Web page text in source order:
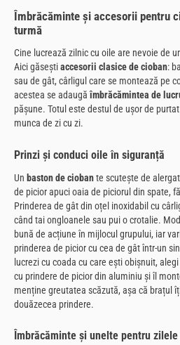
Îmbrăcăminte și accesorii pentru
turmă
Cine lucrează zilnic cu oile are nevoie de
Aici găseștiaccesorii clasice de cioban:
sau de gât, cârligul care se montează pe
acestea se adaugăîmbrăcămintea de
pășune. Totul este destul de ușor de
munca de zi cu zi.
Prinzi și conduci oile în siguranță
Un baston de ciobante scutește de
de picior apuci oaia de piciorul din spate,
Prinderea de gât din oțel inoxidabil cu
când tai ongloanele sau pui o crotalie.
bună de acțiune în mijlocul grupului, iar
prinderea de picior cu cea de gât într-un
lucrezi cu coada cu care ești obișnuit, alegi
cu prindere de picior din aluminiu și îl
menține greutatea scăzută, așa că brațul
douăzecea prindere.
Îmbrăcăminte și unelte pentru